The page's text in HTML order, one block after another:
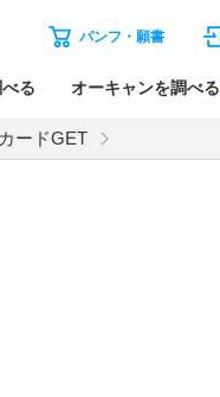
パンフ・願書
る オーキャンを調べる
ードGET